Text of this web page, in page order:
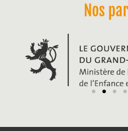
Nos